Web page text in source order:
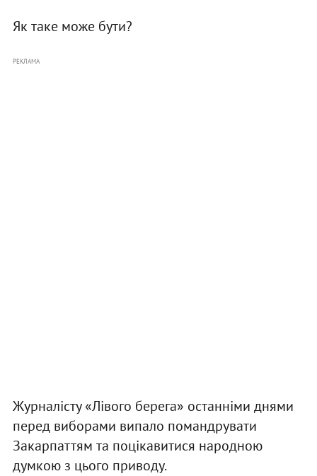
Як таке може бути?
РЕКЛАМА
Журналісту «Лівого берега» останніми днями
перед виборами випало помандрувати
Закарпаттям та поцікавитися народною
думкою з цього приводу.